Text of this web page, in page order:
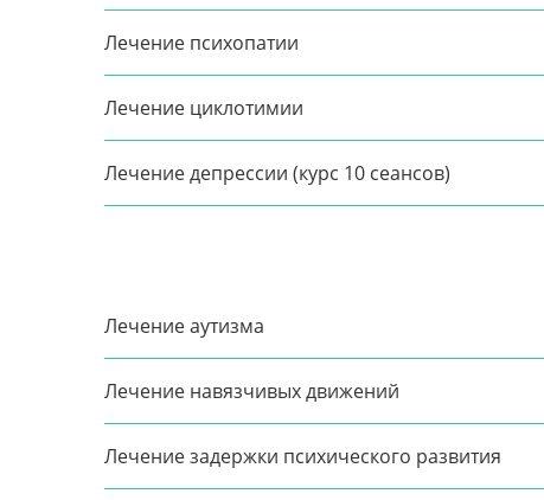
Лечение психопатии
Лечение циклотимии
Лечение депрессии (курс 10 сеансов)
Лечение аутизма
Лечение навязчивых движений
Лечение задержки психического развития